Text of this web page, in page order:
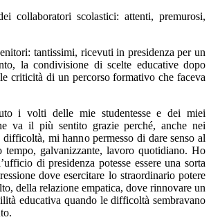
collaboratori scolastici: attenti, premurosi,
tantissimi, ricevuti in presidenza per un
la condivisione di scelte educativedopo
criticità di un percorsoformativoche faceva
i volti delle mie studentesse e dei miei
va il più sentito grazie perché, anche nei
mi hanno permesso di dare senso al
tempo, galvanizzante, lavoro quotidiano. Ho
di presidenza potesse essere una sorta
dove esercitare lo straordinario potere
della relazione empatica, dove rinnovare un
educativa quando le difficoltà sembravano